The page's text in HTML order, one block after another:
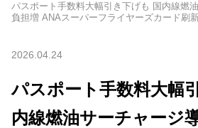
パスポート手数料大幅引き下げも 国内線燃
負担増 ANAスーパーフライヤーズカード刷
2026.04.24
パスポート手数料大幅
内線燃油サーチャージ